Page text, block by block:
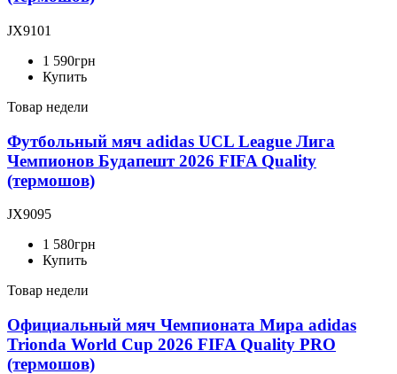
JX9101
1 590грн
Купить
Товар недели
Футбольный мяч adidas UCL League Лига
Чемпионов Будапешт 2026 FIFA Quality
(термошов)
JX9095
1 580грн
Купить
Товар недели
Официальный мяч Чемпионата Мира adidas
Trionda World Cup 2026 FIFA Quality PRO
(термошов)